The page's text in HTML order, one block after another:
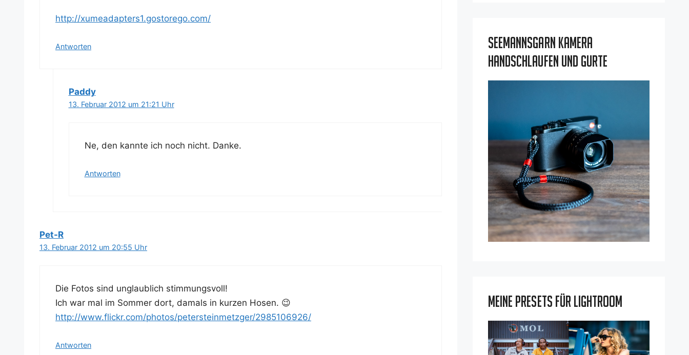
http://xumeadapters1.gostorego.com/
Antworten
Paddy
13. Februar 2012 um 21:21 Uhr
Ne, den kann­te ich noch nicht. Danke.
Antworten
Pet-R
13. Februar 2012 um 20:55 Uhr
Die Fotos sind unglaub­lich stimmungsvoll!
Ich war mal im Som­mer dort, damals in kur­zen Hosen. 😉
http://www.flickr.com/photos/petersteinmetzger/2985106926/
Antworten
Seemannsgarn Kamera
Handschlaufen und Gurte
Meine Presets für Lightroom